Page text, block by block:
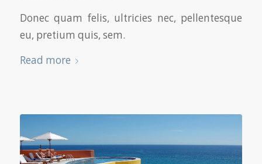
Donec quam felis, ultricies nec, pellentesque
eu, pretium quis, sem.
Read more